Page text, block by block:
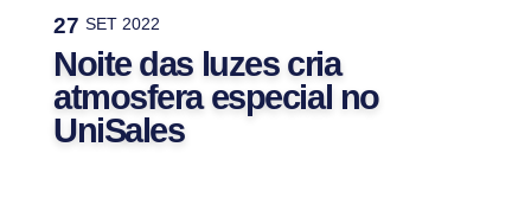
27 SET 2022
Noite das luzes cria
atmosfera especial no
UniSales